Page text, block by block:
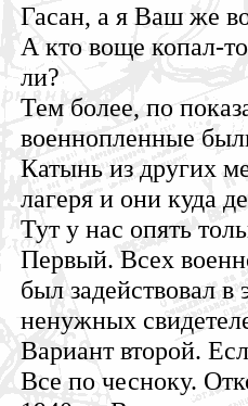
Гасан, а я Ваш же
А кто воще копал-
ли?
Тем более, по
военнопленные
Катынь из других
лагеря и они куда
Тут у нас опять
Первый. Всех
был задействовал в
ненужных
Вариант второй.
Все по чесноку.